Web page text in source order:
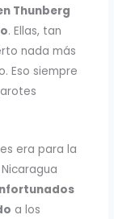
Thunberg
. Ellas, tan
nada más
Eso siempre
era para la
a los